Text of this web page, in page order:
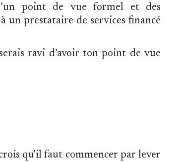
point de vue formel et des
un prestataire de services financé
ravi d’avoir ton point de vue
qu'il faut commencer par lever